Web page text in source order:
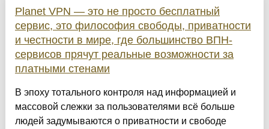
Planet VPN — это не просто бесплатный
сервис, это философия свободы, приватности
и честности в мире, где большинство ВПН-
сервисов прячут реальные возможности за
платными стенами
В эпоху тотального контроля над информацией и
массовой слежки за пользователями всё больше
людей задумываются о приватности и свободе